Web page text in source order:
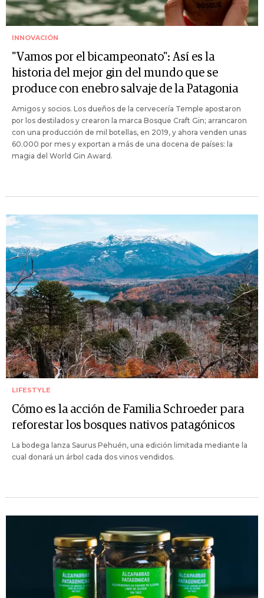
INNOVACIÓN
"Vamos por el bicampeonato": Así es la
historia del mejor gin del mundo que se
produce con enebro salvaje de la Patagonia
Amigos y socios. Los dueños de la cervecería Temple apostaron
por los destilados y crearon la marca Bosque Craft Gin; arrancaron
con una producción de mil botellas, en 2019, y ahora venden unas
60.000 por mes y exportan a más de una docena de países: la
magia del World Gin Award.
LIFESTYLE
Cómo es la acción de Familia Schroeder para
reforestar los bosques nativos patagónicos
La bodega lanza Saurus Pehuén, una edición limitada mediante la
cual donará un árbol cada dos vinos vendidos.